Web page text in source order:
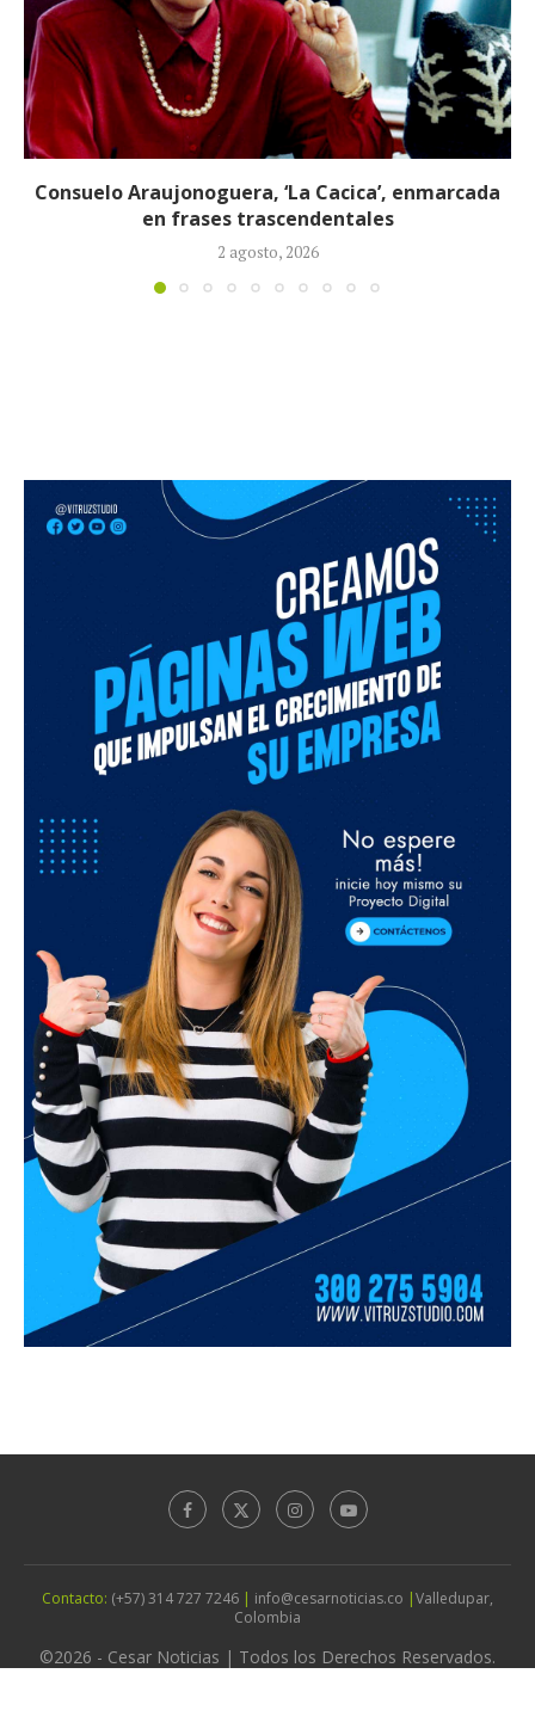
EE. UU. imputa al expresidente cubano Raúl
por muerte de cuatro...
21 mayo, 2026
Contacto: (+57) 314 727 7246 | info@cesarnoticias.co |Valledupar,
Colombia
©2026 - Cesar Noticias | Todos los Derechos Reservados.